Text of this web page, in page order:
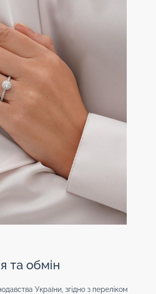
та обмін
України, згідно з переліком